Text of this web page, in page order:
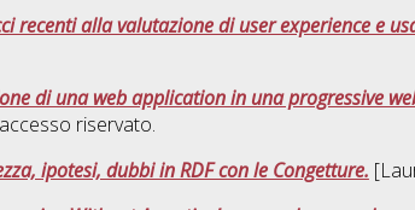
recenti alla valutazione di user experience e
di una web application in una progressive
riservato.
ipotesi, dubbi in RDF con le Congetture.